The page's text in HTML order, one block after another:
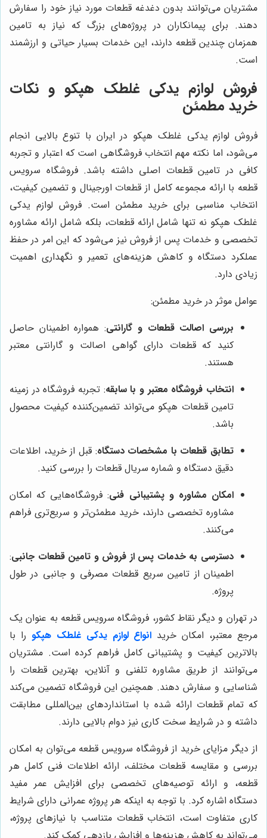
مشتریان می‌توانند بدون دغدغه قطعات مورد نیاز خود را سفارش
دهند. برای پیمانکاران در پروژه‌های بزرگ که نیاز به تامین
همزمان چندین قطعه دارند، این خدمات بسیار حیاتی و ارزشمند
است.
فروش لوازم یدکی غلطک هپکو و نکات
خرید مطمئن
فروش لوازم یدکی غلطک هپکو در ایران با تنوع بالایی انجام
می‌شود، اما نکته مهم انتخاب فروشگاهی است که اعتبار و تجربه
کافی در تامین قطعات اصلی داشته باشد. فروشگاه سرویس
قطعه با ارائه مجموعه کامل از قطعات اورجینال و تضمین کیفیت،
انتخاب مناسبی برای خرید مطمئن است. فروش لوازم یدکی
غلطک هپکو نه تنها شامل ارائه قطعات، بلکه شامل ارائه مشاوره
تخصصی و خدمات پس از فروش نیز می‌شود که این امر در حفظ
عملکرد دستگاه و کاهش هزینه‌های تعمیر و نگهداری اهمیت
زیادی دارد.
عوامل موثر در خرید مطمئن:
بررسی اصالت قطعات و گارانتی: همواره اطمینان حاصل
کنید که قطعات دارای گواهی اصالت و گارانتی معتبر
هستند.
انتخاب فروشگاه معتبر و با سابقه: تجربه فروشگاه در زمینه
تامین قطعات هپکو می‌تواند تضمین‌کننده کیفیت محصول
باشد.
تطابق قطعات با مشخصات دستگاه: قبل از خرید، اطلاعات
دقیق دستگاه و شماره سریال قطعات را بررسی کنید.
امکان مشاوره و پشتیبانی فنی: فروشگاه‌هایی که امکان
مشاوره تخصصی دارند، خرید مطمئن‌تر و سریع‌تری فراهم
می‌کنند.
دسترسی به خدمات پس از فروش و تامین قطعات جانبی:
اطمینان از تامین سریع قطعات مصرفی و جانبی در طول
پروژه.
در تهران و دیگر نقاط کشور، فروشگاه سرویس قطعه به عنوان یک
مرجع معتبر، امکان خرید انواع لوازم یدکی غلطک هپکو را با
بالاترین کیفیت و پشتیبانی کامل فراهم کرده است. مشتریان
می‌توانند از طریق مشاوره تلفنی و آنلاین، بهترین قطعات را
شناسایی و سفارش دهند. همچنین این فروشگاه تضمین می‌کند
که تمام قطعات ارائه شده با استانداردهای بین‌المللی مطابقت
داشته و در شرایط سخت کاری نیز دوام بالایی دارند.
از دیگر مزایای خرید از فروشگاه سرویس قطعه می‌توان به امکان
بررسی و مقایسه قطعات مختلف، ارائه اطلاعات فنی کامل هر
قطعه، و ارائه توصیه‌های تخصصی برای افزایش عمر مفید
دستگاه اشاره کرد. با توجه به اینکه هر پروژه عمرانی دارای شرایط
کاری متفاوت است، انتخاب قطعات متناسب با نیازهای پروژه،